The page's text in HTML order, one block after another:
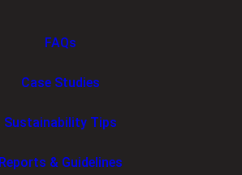
FAQs
Case Studies
Sustainability Tips
Reports & Guidelines